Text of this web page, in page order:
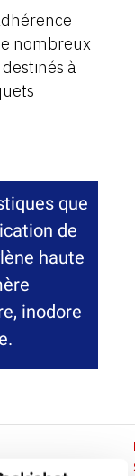
nombreux
à
que
de
haute
inodore